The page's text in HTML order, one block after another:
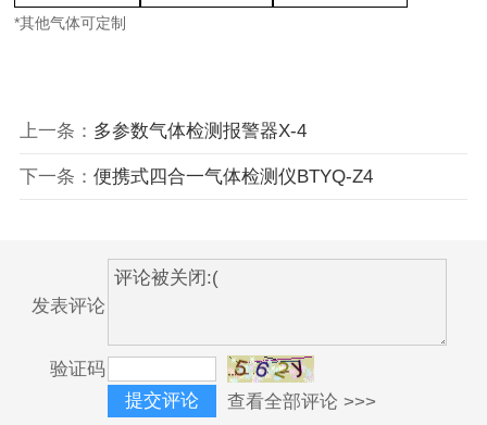
*其他气体可定制
上一条： 多参数气体检测报警器X-4
下一条： 便携式四合一气体检测仪BTYQ-Z4
发表评论
验证码
查看全部评论 >>>